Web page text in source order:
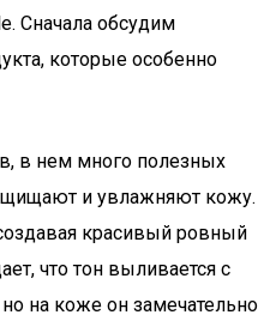
Сначала обсудим
которые особенно
в нем много полезных
и увлажняют кожу.
красивый ровный
что тон выливается с
на коже он замечательно